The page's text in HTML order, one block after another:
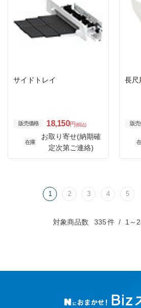
サイドトレイ
販売価格 18,150円 (税込)
在庫
お取り寄せ(納期確
定次第ご連絡)
長尺
販売
対象商品数 335件 1～
1 2 3 4 5